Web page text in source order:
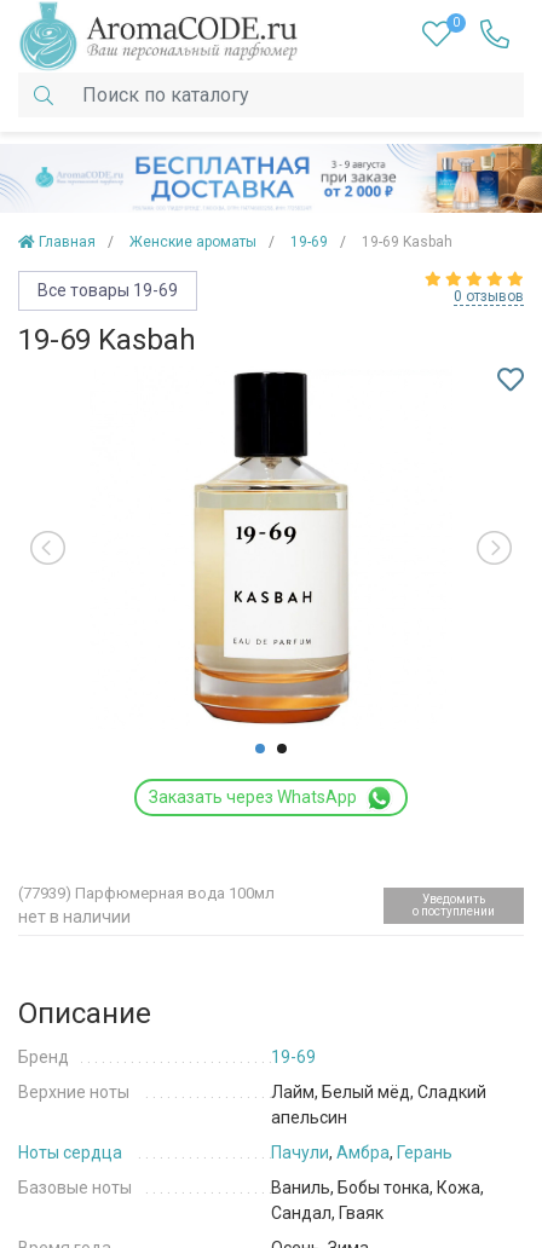
0
Главная Женские ароматы 19-69 19-69 Kasbah
Все товары 19-69 0 отзывов
19-69 Kasbah
Заказать через WhatsApp
(77939) Парфюмерная вода 100мл
нет в наличии
Уведомить
о поступлении
Описание
Бренд
19-69
Верхние ноты
Лайм, Белый мёд, Сладкий
апельсин
Ноты сердца
Пачули, Амбра, Герань
Базовые ноты
Ваниль, Бобы тонка, Кожа,
Сандал, Гваяк